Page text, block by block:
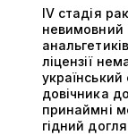
IV стадія
невимовний
ліцензії
український
довічника
принаймні
гідний